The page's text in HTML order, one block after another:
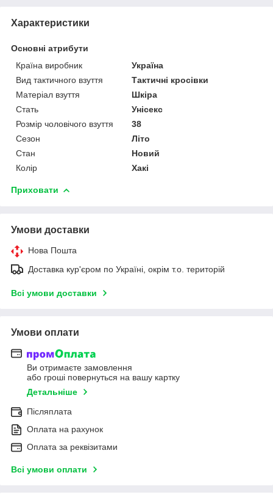
Характеристики
Основні атрибути
Країна виробник
Україна
Вид тактичного взуття
Тактичні кросівки
Матеріал взуття
Шкіра
Стать
Унісекс
Розмір чоловічого взуття
38
Сезон
Літо
Стан
Новий
Колір
Хакі
Приховати
Умови доставки
Нова Пошта
Доставка кур'єром по Україні, окрім т.о. територій
Всі умови доставки
Умови оплати
Ви отримаєте замовлення
або гроші повернуться на вашу картку
Детальніше
Післяплата
Оплата на рахунок
Оплата за реквізитами
Всі умови оплати